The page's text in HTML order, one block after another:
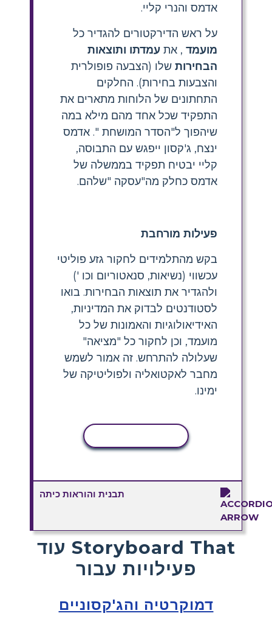
אדמס והנרי קליי.
על ראש הדירקטורים להגדיר כל
מועמד , את עמדתו ותוצאות
הבחירות שלו (הצבעה פופולרית
והצבעות בחירות). החלקים
התחתונים של הלוחות מתארים את
התפקיד שכל אחד מהם מילא במה
שיהפוך ל"הסדר המושחת ". אדמס
ינצח, ג'קסון ייפגש עם התבוסה,
קליי יבטיח תפקיד בממשלה של
אדמס כחלק מה"עסקה "שלהם.
פעילות מורחבת
בקש מהתלמידים לחקור גזע פוליטי
עכשווי (נשיאות, סנאטוריום וכו ')
ולהגדיר את תוצאות הבחירות. בואו
לסטודנטים לבדוק את המדיניות,
האידיאולוגיות והאמונות של כל
מועמד, וכן לחקור כל "מציאה"
שעלולה להתרחש. זה אמור לשמש
מחבר לאקטואליה ולפוליטיקה של
ימינו.
תבנית והוראות כיתה
עוד Storyboard That
פעילויות עבור
דמוקרטיה והג'קסוניים